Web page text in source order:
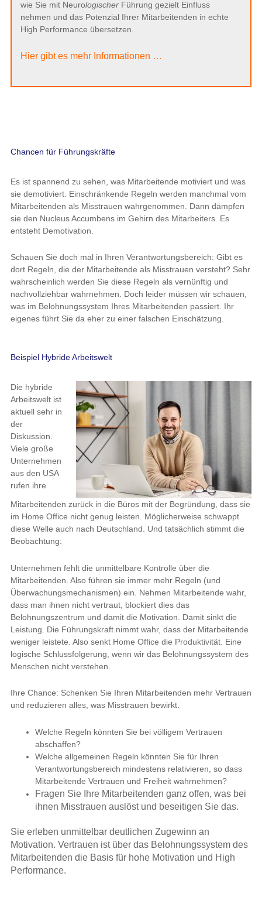
wie Sie mit NeurologischerFührung gezielt Einfluss
nehmen und das Potenzial Ihrer Mitarbeitenden in echte
High Performance übersetzen.
Hier gibt es mehr Informationen …
Chancen für Führungskräfte
Es ist spannend zu sehen, was Mitarbeitende motiviert und was
sie demotiviert. Einschränkende Regeln werden manchmal vom
Mitarbeitenden als Misstrauen wahrgenommen. Dann dämpfen
sie den Nucleus Accumbens im Gehirn des Mitarbeiters. Es
entsteht Demotivation.
Schauen Sie doch mal in Ihren Verantwortungsbereich: Gibt es
dort Regeln, die der Mitarbeitende als Misstrauen versteht? Sehr
wahrscheinlich werden Sie diese Regeln als vernünftig und
nachvollziehbar wahrnehmen. Doch leider müssen wir schauen,
was im Belohnungssystem Ihres Mitarbeitenden passiert. Ihr
eigenes führt Sie da eher zu einer falschen Einschätzung.
Beispiel Hybride Arbeitswelt
Die hybride
Arbeitswelt ist
aktuell sehr in
der
Diskussion.
Viele große
Unternehmen
aus den USA
rufen ihre
Mitarbeitenden zurück in die Büros mit der Begründung, dass sie
im Home Office nicht genug leisten. Möglicherweise schwappt
diese Welle auch nach Deutschland. Und tatsächlich stimmt die
Beobachtung:
Unternehmen fehlt die unmittelbare Kontrolle über die
Mitarbeitenden. Also führen sie immer mehr Regeln (und
Überwachungsmechanismen) ein. Nehmen Mitarbeitende wahr,
dass man ihnen nicht vertraut, blockiert dies das
Belohnungszentrum und damit die Motivation. Damit sinkt die
Leistung. Die Führungskraft nimmt wahr, dass der Mitarbeitende
weniger leistete. Also senkt Home Office die Produktivität. Eine
logische Schlussfolgerung, wenn wir das Belohnungssystem des
Menschen nicht verstehen.
Ihre Chance: Schenken Sie Ihren Mitarbeitenden mehr Vertrauen
und reduzieren alles, was Misstrauen bewirkt.
Welche Regeln könnten Sie bei völligem Vertrauen
abschaffen?
Welche allgemeinen Regeln könnten Sie für Ihren
Verantwortungsbereich mindestens relativieren, so dass
Mitarbeitende Vertrauen und Freiheit wahrnehmen?
Fragen Sie Ihre Mitarbeitenden ganz offen, was bei
ihnen Misstrauen auslöst und beseitigen Sie das.
Sie erleben unmittelbar deutlichen Zugewinn an
Motivation. Vertrauen ist über das Belohnungssystem des
Mitarbeitenden die Basis für hohe Motivation und High
Performance.